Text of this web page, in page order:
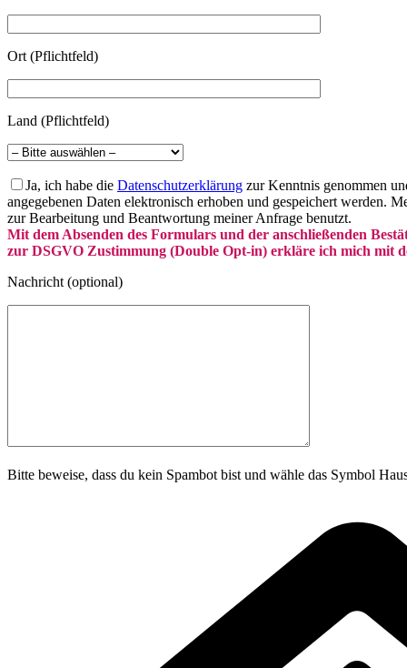
Ort (Pflichtfeld)
Land (Pflichtfeld)
Ja, ich habe die Datenschutzerklärung zur Kenntnis genommen
angegebenen Daten elektronisch erhoben und gespeichert werden.
zur Bearbeitung und Beantwortung meiner Anfrage benutzt.
Mit dem Absenden des Formulars und der anschließenden
zur DSGVO Zustimmung (Double Opt-in) erkläre ich mich mit
Nachricht (optional)
Bitte beweise, dass du kein Spambot bist und wähle das Symbol